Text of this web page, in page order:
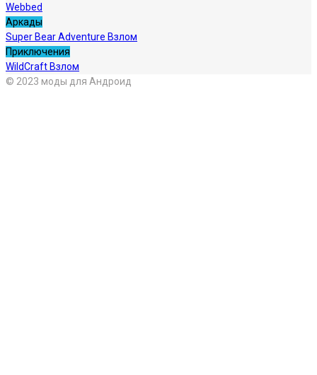
Webbed
Аркады
Super Bear Adventure Взлом
Приключения
WildCraft Взлом
© 2023 моды для Андроид